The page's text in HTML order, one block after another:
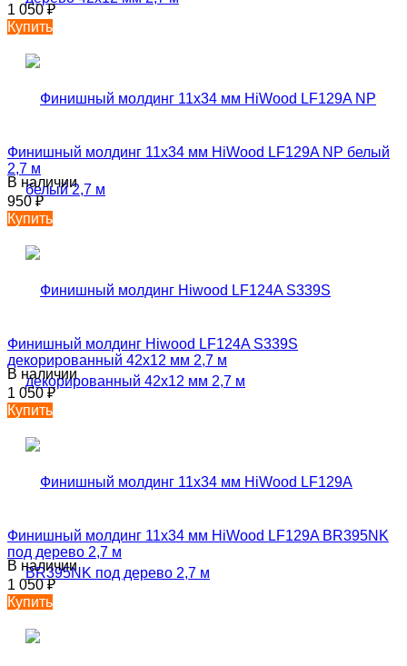
1 050₽
Купить
Финишный молдинг 11х34 мм HiWood LF129A NP белый
2,7 м
В наличии
950₽
Купить
Финишный молдинг Hiwood LF124A S339S
декорированный 42х12 мм 2,7 м
В наличии
1 050₽
Купить
Финишный молдинг 11х34 мм HiWood LF129A BR395NK
под дерево 2,7 м
В наличии
1 050₽
Купить